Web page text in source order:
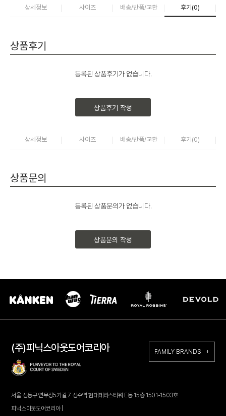
상세정보 사이즈 배송/반품/교환 후기(0)
상품후기
등록된 상품후기가 없습니다.
상품후기 작성
상세정보 사이즈 배송/반품/교환 후기(0)
상품문의
등록된 상품문의가 없습니다.
상품문의 작성
(주)피닉스아웃도어코리아 FAMILY BRANDS +
서울 성동구 연무장5가길 7 성수역 현대테라스타워 E동 15층 1501-1503호
피닉스아웃도어코리아 |